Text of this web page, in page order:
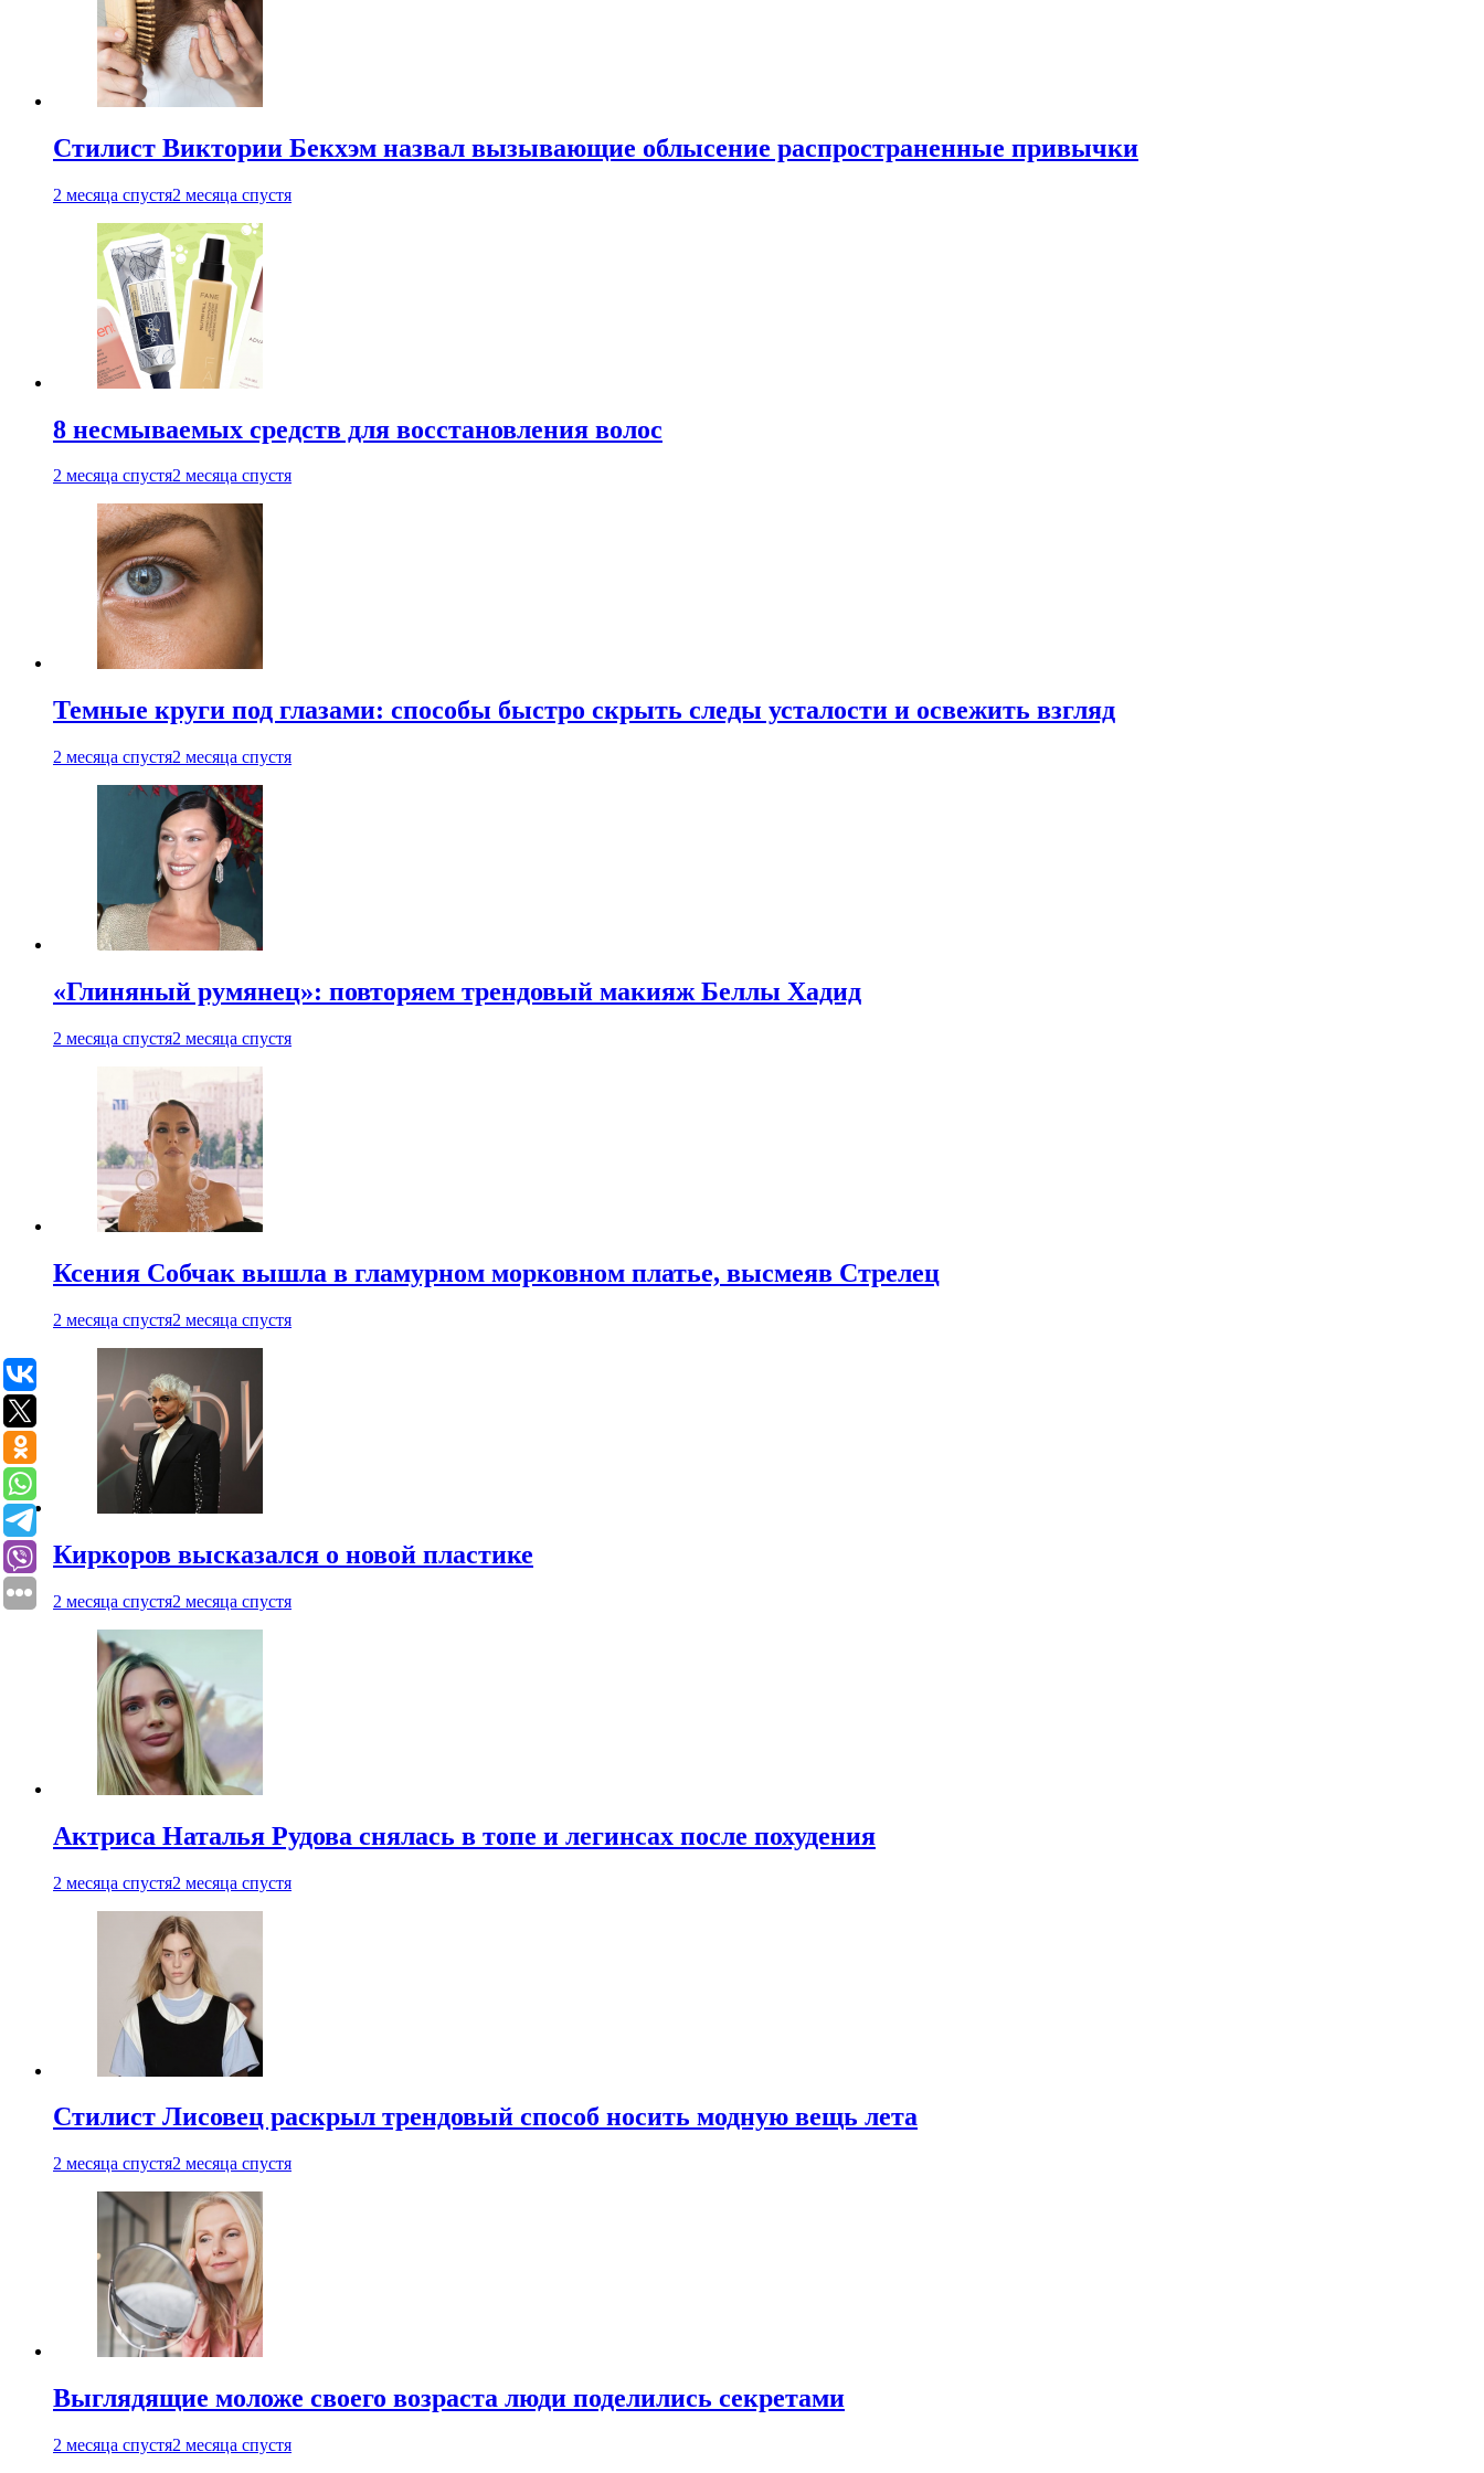
Стилист Виктории Бекхэм назвал вызывающие облысение распространенные привычки
2 месяца спустя2 месяца спустя
8 несмываемых средств для восстановления волос
2 месяца спустя2 месяца спустя
Темные круги под глазами: способы быстро скрыть следы усталости и освежить взгляд
2 месяца спустя2 месяца спустя
«Глиняный румянец»: повторяем трендовый макияж Беллы Хадид
2 месяца спустя2 месяца спустя
Ксения Собчак вышла в гламурном морковном платье, высмеяв Стрелец
2 месяца спустя2 месяца спустя
Киркоров высказался о новой пластике
2 месяца спустя2 месяца спустя
Актриса Наталья Рудова снялась в топе и легинсах после похудения
2 месяца спустя2 месяца спустя
Стилист Лисовец раскрыл трендовый способ носить модную вещь лета
2 месяца спустя2 месяца спустя
Выглядящие моложе своего возраста люди поделились секретами
2 месяца спустя2 месяца спустя